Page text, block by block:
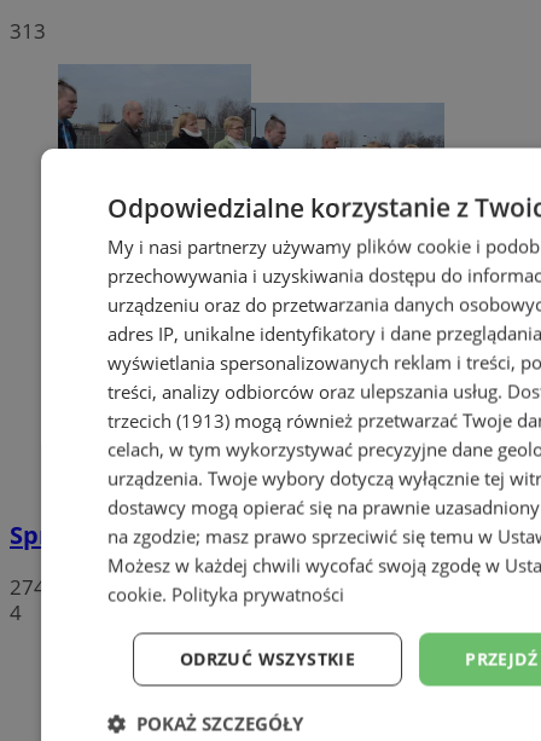
313
Sprzeciwiają się niedzieli wolnej od handlu
274
4
Odpowiedzialne korzystanie z
My i nasi partnerzy używamy plików cookie i
przechowywania i uzyskiwania dostępu do
urządzeniu oraz do przetwarzania danych
adres IP, unikalne identyfikatory i dane
wyświetlania spersonalizowanych reklam i treści,
treści, analizy odbiorców oraz ulepszania usług.
trzecich (1913)mogą również przetwarzać Twoje
celach, w tym wykorzystywać precyzyjne dane
urządzenia. Twoje wybory dotyczą wyłącznie tej
dostawcy mogą opierać się na prawnie
na zgodzie; masz prawo sprzeciwić się temu w
Możesz w każdej chwili wycofać swoją zgodę w
cookie. Polityka prywatności
ODRZUĆ WSZYSTKIE
POKAŻ SZCZEGÓŁY